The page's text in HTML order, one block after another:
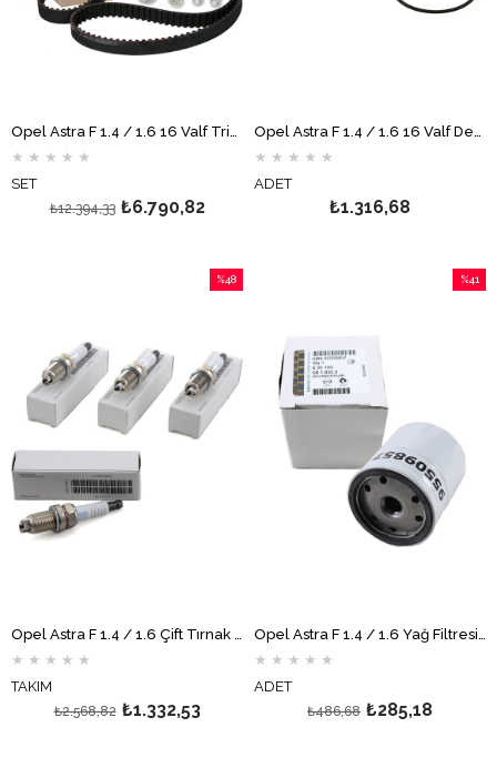
★ ★ ★ ★ ★
SET
₺6.790,82
₺12.394,33
★ ★ ★ ★ ★
ADET
₺1.316,68
Opel Astra F 1.4 / 1.6 Çift Tırnak Buji Takımı GM
★ ★ ★ ★ ★
TAKIM
₺1.332,53
₺2.568,82
%48
Opel Astra F 1.4 / 1.6 Yağ Filtresi GM
★ ★ ★ ★ ★
ADET
₺285,18
₺486,68
%41